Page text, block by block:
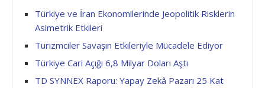
Türkiye ve İran Ekonomilerinde Jeopolitik Risklerin
Asimetrik Etkileri
Turizmciler Savaşın Etkileriyle Mücadele Ediyor
Türkiye Cari Açığı 6,8 Milyar Doları Aştı
TD SYNNEX Raporu: Yapay Zekâ Pazarı 25 Kat